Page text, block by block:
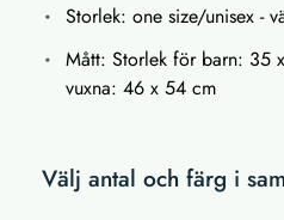
Storlek: one size/unisex -
Mått: Storlek för barn: 35
vuxna: 46 x 54 cm
Välj antal och färg i